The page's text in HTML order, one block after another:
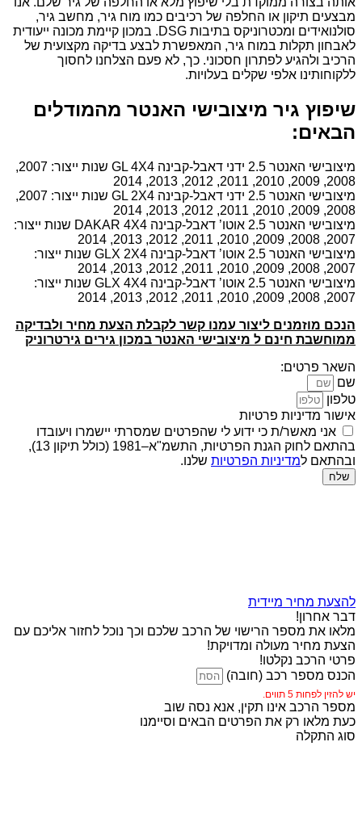
מבצעים תיקון או החלפה של רכיבים כמו מוח גיר, מחשב גיר,
סולנואידים ומכטרוניקס בתיבות DSG. במכון קיימת מכונה ייעודית
לאבחון תקלות במוח גיר, המאפשרת לבצע בדיקה מקצועית של
הרכיב ולהגיע לפתרון חסכוני. כך, לא פעם הצלחנו לחסוך
ללקוחותינו אלפי שקלים בעלויות.
שיפוץ גיר מיצובישי האנטר מהמודלים
הבאים:
מיצובישי האנטר 2.5 ידני דאבל-קבינה GL 4X4 שנות ייצור: 2007,
2008, 2009, 2010, 2011, 2012, 2013, 2014
מיצובישי האנטר 2.5 ידני דאבל-קבינה GL 2X4 שנות ייצור: 2007,
2008, 2009, 2010, 2011, 2012, 2013, 2014
מיצובישי האנטר 2.5 אוטו’ דאבל-קבינה DAKAR 4X4 שנות ייצור:
2007, 2008, 2009, 2010, 2011, 2012, 2013, 2014
מיצובישי האנטר 2.5 אוטו’ דאבל-קבינה GLX 2X4 שנות ייצור:
2007, 2008, 2009, 2010, 2011, 2012, 2013, 2014
מיצובישי האנטר 2.5 אוטו’ דאבל-קבינה GLX 4X4 שנות ייצור:
2007, 2008, 2009, 2010, 2011, 2012, 2013, 2014
הנכם מוזמנים ליצור עמנו קשר לקבלת הצעת מחיר ולבדיקה
ממוחשבת חינם ל מיצובישי האנטר במכון גירים גירטרוניק
השאר פרטים:
שם
טלפון
אישור מדיניות פרטיות
אני מאשר/ת כי ידוע לי שהפרטים שמסרתי יישמרו ויעובדו
בהתאם לחוק הגנת הפרטיות, התשמ"א–1981 (כולל תיקון 13),
ובהתאם למדיניות הפרטיות שלנו.
שלח
להצעת מחיר מיידית
דבר אחרון!
מלאו את מספר הרישוי של הרכב שלכם וכך נוכל לחזור אליכם עם
הצעת מחיר מעולה ומדויקת!
פרטי הרכב נקלטו!
הכנס מספר רכב (חובה)
יש להזין לפחות 5 תווים.
מספר הרכב אינו תקין, אנא נסה שוב
כעת מלאו רק את הפרטים הבאים וסיימנו
סוג התקלה